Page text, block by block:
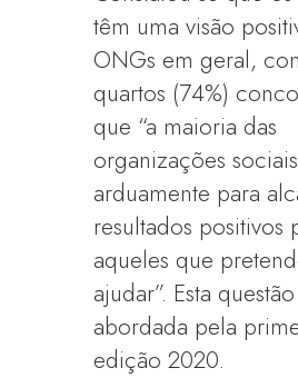
têm uma visão
ONGs em geral,
quartos (74%)
que “a maioria das
organizações
arduamente para
resultados positivos
aqueles que
ajudar”. Esta
abordada pela
edição 2020.